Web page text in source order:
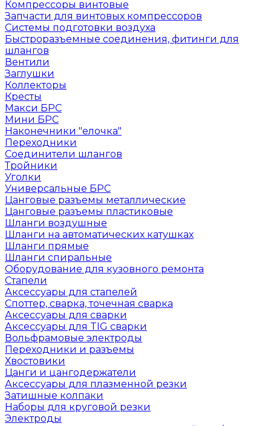
Компрессоры винтовые
Запчасти для винтовых компрессоров
Системы подготовки воздуха
Быстроразъемные соединения, фитинги для
шлангов
Вентили
Заглушки
Коллекторы
Кресты
Макси БРС
Мини БРС
Наконечники "елочка"
Переходники
Соединители шлангов
Тройники
Уголки
Универсальные БРС
Цанговые разъемы металлические
Цанговые разъемы пластиковые
Шланги воздушные
Шланги на автоматических катушках
Шланги прямые
Шланги спиральные
Оборудование для кузовного ремонта
Стапели
Аксессуары для стапелей
Споттер, сварка, точечная сварка
Аксессуары для сварки
Аксессуары для TIG сварки
Вольфрамовые электроды
Переходники и разъемы
Хвостовики
Цанги и цангодержатели
Аксессуары для плазменной резки
Затишные колпаки
Наборы для круговой резки
Электроды